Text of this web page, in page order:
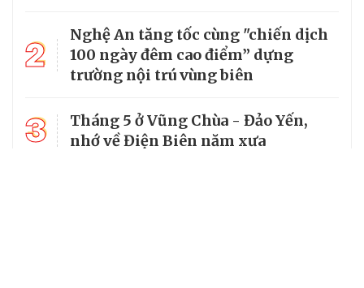
2
Nghệ An tăng tốc cùng "chiến dịch
100 ngày đêm cao điểm” dựng
trường nội trú vùng biên
3
Tháng 5 ở Vũng Chùa - Đảo Yến,
nhớ về Điện Biên năm xưa